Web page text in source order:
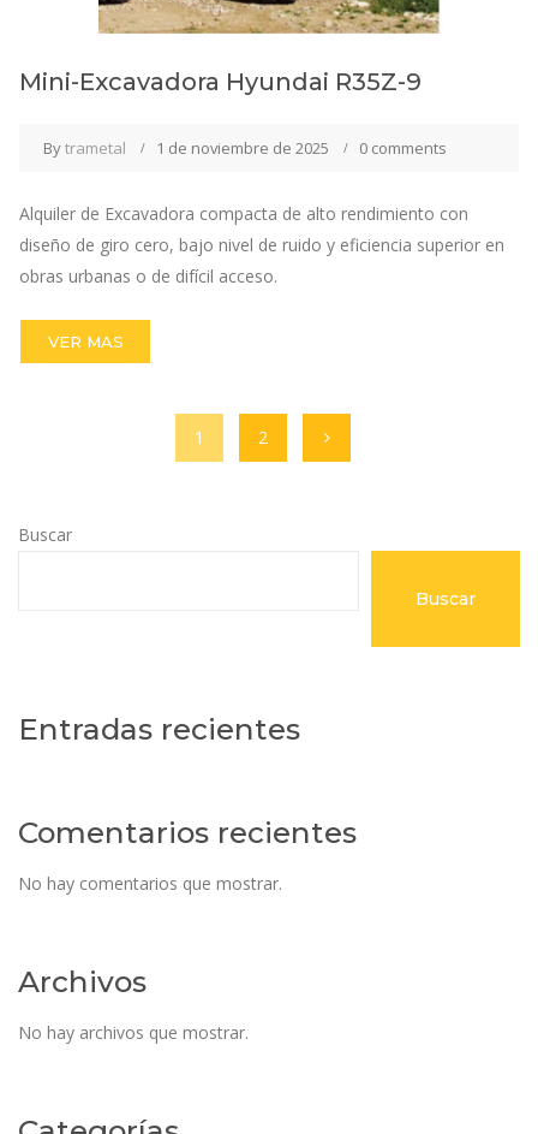
Mini-Excavadora Hyundai R35Z-9
Bytrametal 1 de noviembre de 2025 0 comments
Alquiler de Excavadora compacta de alto rendimiento con
diseño de giro cero, bajo nivel de ruido y eficiencia superior en
obras urbanas o de difícil acceso.
VER MAS
1 2
Buscar
Buscar
Entradas recientes
Comentarios recientes
No hay comentarios que mostrar.
Archivos
No hay archivos que mostrar.